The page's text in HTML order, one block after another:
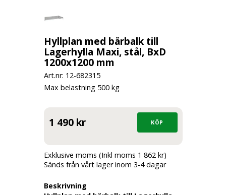
Hyllplan med bärbalk till
Lagerhylla Maxi, stål, BxD
1200x1200 mm
Art.nr: 12-682315
Max belastning 500 kg
1 490 kr
Exklusive moms (Inkl moms 1 862 kr)
Sänds från vårt lager inom 3-4 dagar
Beskrivning